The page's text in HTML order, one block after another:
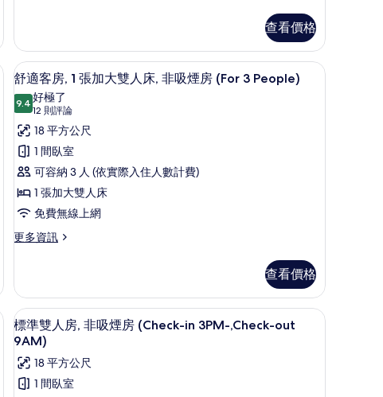
雙
人
床,
非
吸
煙
房
(A
Type,
CI
3PM-,
9AM)
的
所
有
相
片
房,
張
加
大
雙
人
床,
非
吸
房
(A
CI
的
詳
情
查看價格
顯
示
舒
適
客
房,
1
張
加
人
床,
非
吸
煙
9
舒適客房, 1 張加大雙人床, 非吸煙房 (For 3 People)
9.49.4 分，滿分 10 分
好極了
12 則評論
(12
則
評
論)
18 平方公尺
1 間臥室
可容納 3 人 (依實際入住人數計費)
1 張加大雙人床
免費無線上網
更多資訊
更
客
房,
1
張
大
雙
人
查看價格
顯
示
標
準
7
標準雙人房, 非吸煙房 (Check-in 3PM-,Check-out
9AM)
18 平方公尺
1 間臥室